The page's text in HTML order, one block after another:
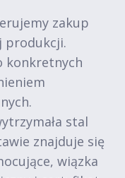
zakup
produkcji.
konkretnych
stal
znajduje się
wiązka